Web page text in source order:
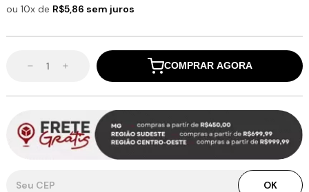
ou 10x de R$5,86 sem juros
COMPRAR AGORA
OK